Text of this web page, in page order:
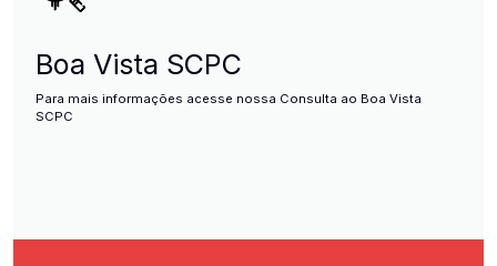
Boa Vista SCPC
Para mais informações acesse nossa Consulta ao Boa Vista
SCPC